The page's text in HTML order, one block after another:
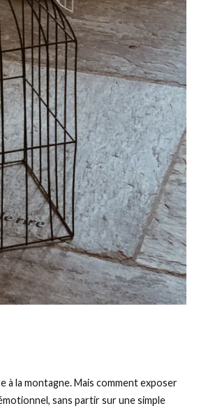
à la montagne. Mais comment exposer
sans partir sur une simple